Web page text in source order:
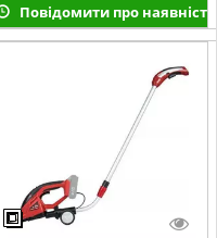
Повідомити про наявність